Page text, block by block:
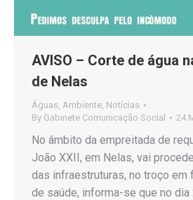
AVISO – Corte de água
de Nelas
Águas Ambiente Notícias
By Gabinete Comunicação Social 24
No âmbito da empreitada de
João XXII, em Nelas, vai
das infraestruturas, no troço em
de saúde, informa-se que no dia